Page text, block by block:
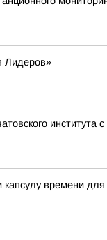
Лидеров»
института
времени для